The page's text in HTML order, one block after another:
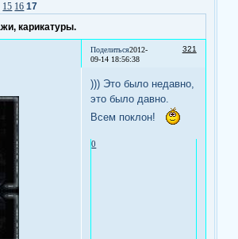
карикатуры.
15 16 17
Поделиться 321
2012-
09-14 18:56:38
))) Это было недавно,
это было давно.
Всем поклон!
0